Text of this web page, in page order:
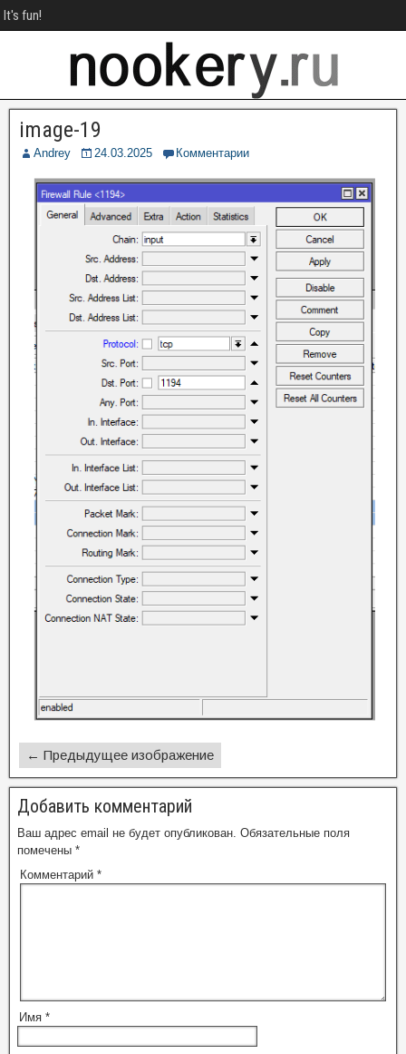
It's fun!
image-19
Andrey 24.03.2025 Комментарии
← Предыдущее изображение
Добавить комментарий
Ваш адрес email не будет опубликован. Обязательные поля
помечены *
Комментарий *
Имя *